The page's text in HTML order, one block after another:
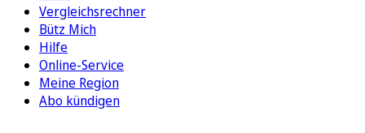
Vergleichsrechner
Bütz Mich
Hilfe
Online-Service
Meine Region
Abo kündigen